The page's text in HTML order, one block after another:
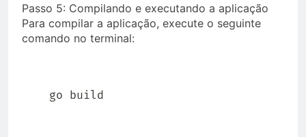
Passo 5: Compilando e executando a aplicação
Para compilar a aplicação, execute o seguinte
comando no terminal:
go build